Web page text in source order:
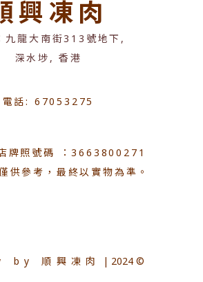
興凍肉
九龍大南街313號地下,
深水埗, 香港
電話: 67053275
牌照號碼 ：3663800271
供參考，最終以實物為準。
by 順興凍肉 | 2024 ©